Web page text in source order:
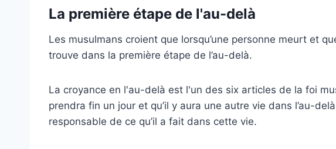
La première étape de l'au-delà
Les musulmans croient que lorsqu’une personne meurt et
trouve dans la première étape de l’au-delà.
La croyance en l'au-delà est l'un des six articles de la foi
prendra fin un jour et qu’il y aura une autre vie dans l’au-
responsable de ce qu’il a fait dans cette vie.